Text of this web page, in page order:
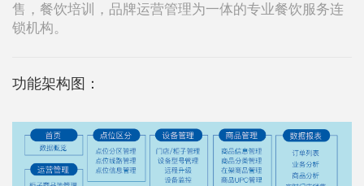
售，餐饮培训，品牌运营管理为一体的专业餐饮服务连
锁机构。
功能架构图：